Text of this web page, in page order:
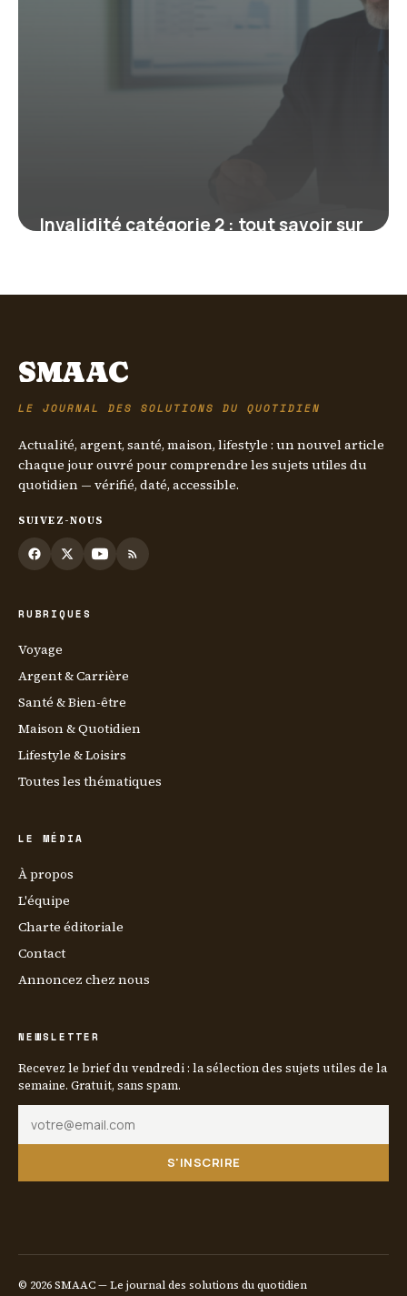
Invalidité catégorie 2 : tout savoir sur
SMAAC
LE JOURNAL DES SOLUTIONS DU QUOTIDIEN
Actualité, argent, santé, maison, lifestyle : un nouvel article
chaque jour ouvré pour comprendre les sujets utiles du
quotidien — vérifié, daté, accessible.
SUIVEZ-NOUS
RUBRIQUES
Voyage
Argent & Carrière
Santé & Bien-être
Maison & Quotidien
Lifestyle & Loisirs
Toutes les thématiques
LE MÉDIA
À propos
L'équipe
Charte éditoriale
Contact
Annoncez chez nous
NEWSLETTER
Recevez le brief du vendredi : la sélection des sujets utiles de la
semaine. Gratuit, sans spam.
S'INSCRIRE
© 2026 SMAAC — Le journal des solutions du quotidien